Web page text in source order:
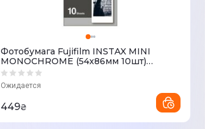
Фотобумага Fujifilm INSTAX MINI
MONOCHROME (54х86мм 10шт)
70100137913
Ожидается
449₴